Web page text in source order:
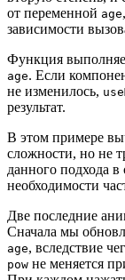
от переменной age
зависимости
Функция
age. Если
не изменилось,
результат.
В этом примере
сложности, но не
данного подхода
необходимости
Две последние
Сначала мы
age, вследствие
pow не меняется